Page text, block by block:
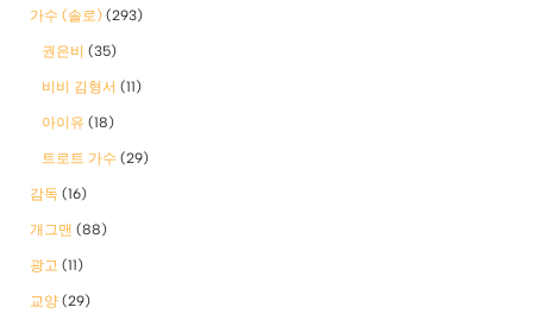
가수 (솔로) (293)
권은비 (35)
비비 김형서 (11)
아이유 (18)
트로트 가수 (29)
감독 (16)
개그맨 (88)
광고 (11)
교양 (29)